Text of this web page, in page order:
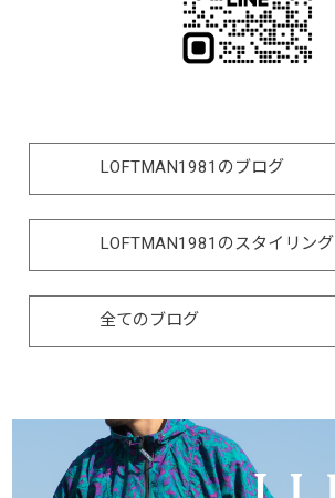
LOFTMAN1981のブログ
LOFTMAN1981のスタイリング
全てのブログ